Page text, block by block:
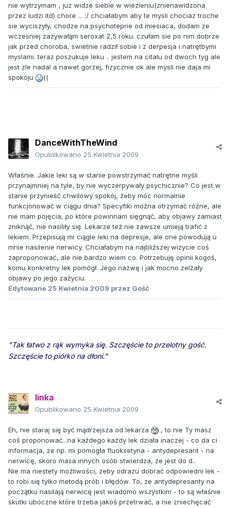
nie wytrzymam , juz widze siebie w wiezieniu(znienawidzona
przez ludzi itd) chore ... :/ chciałabym aby te mysli chociaz troche
sie wyciszyły, chodze na psychoteprie od miesiaca, dodam ze
wczesniej zazywałąm seroxat 2,5 roku. czułam sie po nim dobrze
jak przed choroba, swietnie radził sobie i z derpesja i natrętbymi
myslami. teraz poszukuje leku .. jestem na citalu od dwoch tyg ale
jest zle nadal a nawet gorzej, fizycznie ok ale mysli nie daja mi
spokoju
((
DanceWithTheWind
Opublikowano 25 Kwietnia 2009
Właśnie. Jakie leki są w stanie powstrzymać natrętne myśli
przynajmniej na tyle, by nie wyczerpywały psychicznie? Co jest w
stanie przynieść chwilowy spokój, żeby móc normalnie
funkcjonować w ciągu dnia? Specyfiki można otrzymać różne, ale
nie mam pojęcia, po które powinnam sięgnąć, aby objawy zamiast
zniknąć, nie nasiliły się. Lekarze też nie zawsze umieją trafić z
lekiem. Przepisują mi ciągle leki na depresje, ale one powodują u
mnie nasilenie nerwicy. Chciałabym na najbliższej wizycie coś
zaproponować, ale nie bardzo wiem co. Potrzebuję opinii kogoś,
komu konkretny lek pomógł. Jego nazwę i jak mocno zelżały
objawy po jego zażyciu.
Edytowane 25 Kwietnia 2009 przez Gość
"Tak łatwo z rąk wymyka się. Szczęście to przelotny gość.
Szczęście to piórko na dłoni."
linka
Opublikowano 25 Kwietnia 2009
Eh, nie staraj się być mądrzejsza od lekarza
, to nie Ty masz
coś proponować...na każdego każdy lek działa inaczej - co da ci
informacja, ze np. mi pomogła fluoksetyna - antydepresant - na
nerwicę, skoro masa innych osób stwierdza, ze jest do d..
Nie ma niestety możliwości, zeby odrazu dobrać odpowiedni lek -
to robi się tylko metodą prób i błędów. To, ze antydepresanty na
początku nasilają nerwicę jest wiadomo wszystkim - to są właśnie
skutki uboczne które trzeba jakoś przetrwać, a nie zniechęcać